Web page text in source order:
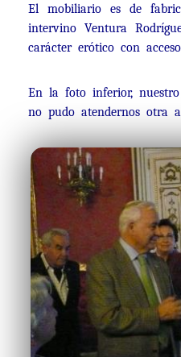
El mobiliario es de
intervino Ventura
carácter erótico con
En la foto inferior,
no pudo atendernos otra